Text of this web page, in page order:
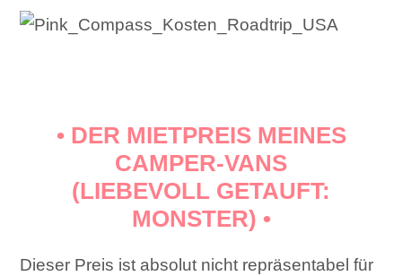
• DER MIETPREIS MEINES
CAMPER-VANS
(LIEBEVOLL GETAUFT:
MONSTER) •
Dieser Preis ist absolut nicht repräsentabel für